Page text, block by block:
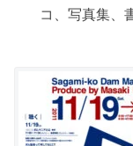
コ、写真集、